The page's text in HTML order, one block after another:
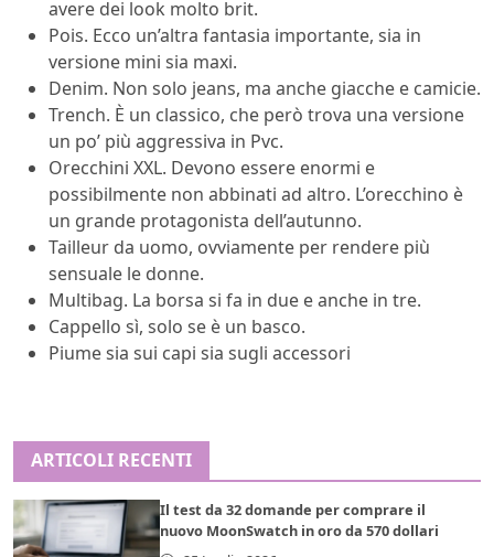
avere dei look molto brit.
Pois. Ecco un’altra fantasia importante, sia in
versione mini sia maxi.
Denim. Non solo jeans, ma anche giacche e camicie.
Trench. È un classico, che però trova una versione
un po’ più aggressiva in Pvc.
Orecchini XXL. Devono essere enormi e
possibilmente non abbinati ad altro. L’orecchino è
un grande protagonista dell’autunno.
Tailleur da uomo, ovviamente per rendere più
sensuale le donne.
Multibag. La borsa si fa in due e anche in tre.
Cappello sì, solo se è un basco.
Piume sia sui capi sia sugli accessori
ARTICOLI RECENTI
Il test da 32 domande per comprare il
nuovo MoonSwatch in oro da 570 dollari